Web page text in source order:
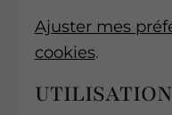
Ajuster mes
cookies.